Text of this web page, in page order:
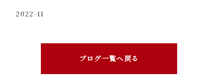
2022-11
ブログ一覧へ戻る